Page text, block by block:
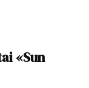
«Sun